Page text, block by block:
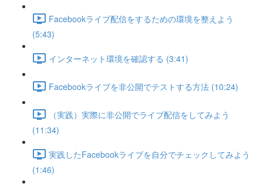
Facebookライブ配信をするための環境を整えよう
(5:43)
インターネット環境を確認する (3:41)
Facebookライブを非公開でテストする方法 (10:24)
（実践）実際に非公開でライブ配信をしてみよう
(11:34)
実践したFacebookライブを自分でチェックしてみよう
(1:46)